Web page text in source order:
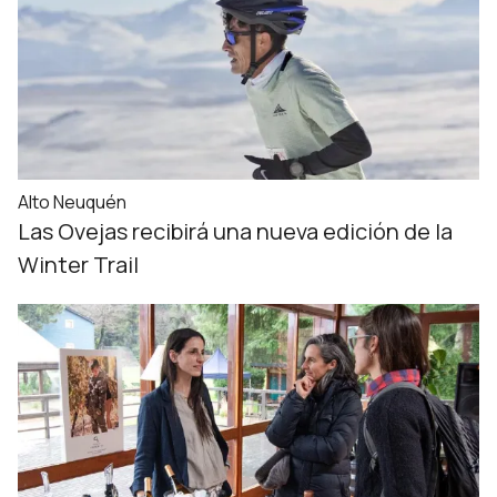
Alto Neuquén
Las Ovejas recibirá una nueva edición de la
Winter Trail